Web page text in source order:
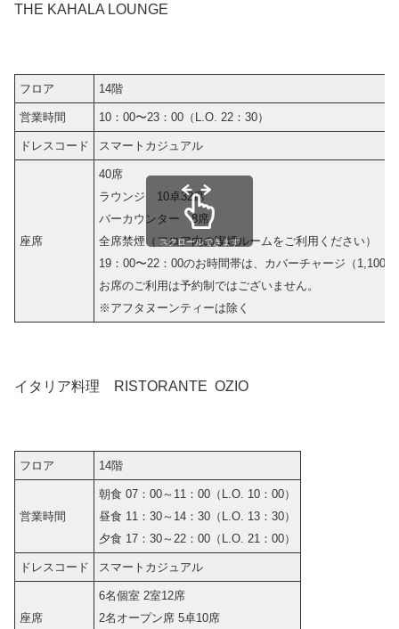
THE KAHALA LOUNGE
フロア 14階
営業時間 10：00〜23：00（L.O. 22：30）
ドレスコード スマートカジュアル
座席
40席
ラウンジ 10卓32席
バーカウンター 8席
全席禁煙（フロア内の喫煙ルームをご利用ください）
19：00〜22：00のお時間帯は、カバーチャージ（1,100
お席のご利用は予約制ではございません。
※アフタヌーンティーは除く
スクロールできます
イタリア料理 RISTORANTE OZIO
フロア 14階
営業時間
朝食 07：00～11：00（L.O. 10：00）
昼食 11：30～14：30（L.O. 13：30）
夕食 17：30～22：00（L.O. 21：00）
ドレスコード スマートカジュアル
座席
6名個室 2室12席
2名オープン席 5卓10席